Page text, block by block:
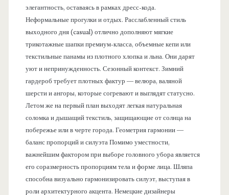
элегантность, оставаясь в рамках дресс-кода.
Неформальные прогулки и отдых. Расслабленный стиль
выходного дня (casual) отлично дополняют мягкие
трикотажные шапки премиум-класса, объемные кепи или
текстильные панамы из плотного хлопка и льна. Они дарят
уют и непринужденность. Сезонный контекст. Зимний
гардероб требует плотных фактур — велюра, валяной
шерсти и ангоры, которые согревают и выглядят статусно.
Летом же на первый план выходят легкая натуральная
соломка и дышащий текстиль, защищающие от солнца на
побережье или в черте города. Геометрия гармонии —
баланс пропорций и силуэта Помимо уместности,
важнейшим фактором при выборе головного убора является
его соразмерность пропорциям тела и форме лица. Шляпа
способна визуально гармонизировать силуэт, выступая в
роли архитектурного акцента. Немецкие дизайнеры